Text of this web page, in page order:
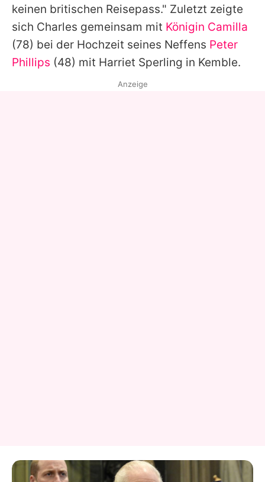
Datenschutzerklärung
Nutzungsbedingungen
Utiq verwalten
keinen britischen Reisepass." Zuletzt zeigte
sich Charles gemeinsam mit Königin Camilla
(78) bei der Hochzeit seines Neffens Peter
Phillips (48) mit Harriet Sperling in Kemble.
Anzeige